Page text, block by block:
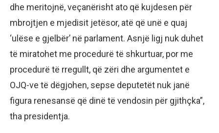
dhe meritojnë, veçanërisht ato që kujdesen për
mbrojtjen e mjedisit jetësor, atë që unë e quaj
‘ulëse e gjelbër’ në parlament. Asnjë ligj nuk duhet
të miratohet me procedurë të shkurtuar, por me
procedurë të rregullt, që zëri dhe argumentet e
OJQ-ve të dëgjohen, sepse deputetët nuk janë
figura renesansë që dinë të vendosin për gjithçka”,
tha presidentja.